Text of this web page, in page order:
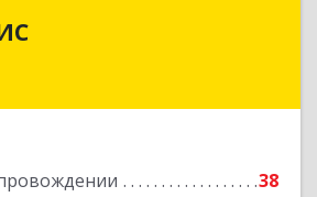
38
обл, Новокуйбышевск г,